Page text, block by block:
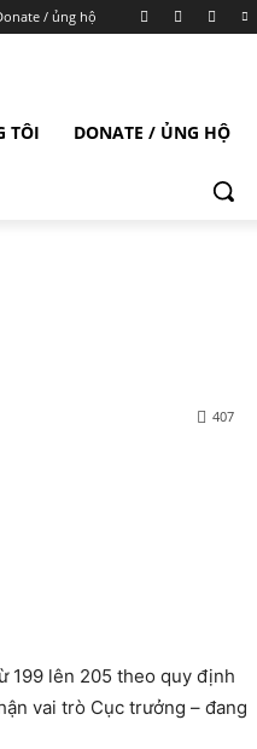
/ ủng hộ
TÔI DONATE / ỦNG HỘ
407
199 lên 205 theo quy định
vai trò Cục trưởng – đang